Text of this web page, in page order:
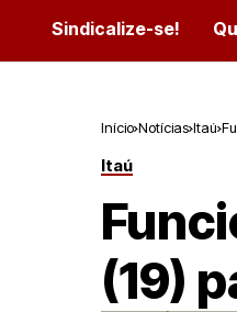
Sindicalize-se!
Início Notícias Itaú
Itaú
(19)